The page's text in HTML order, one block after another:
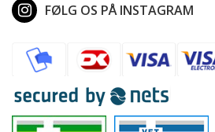
FØLG OS PÅ INSTAGRAM